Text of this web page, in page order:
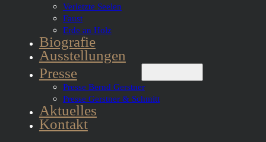
Verletzte Seelen
Faust
Erde an Holz
Biografie
Ausstellungen
Presse
Presse Bernd Gerstner
Presse Gerstner & Schmitt
Aktuelles
Kontakt